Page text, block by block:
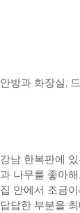
안방과 화장실,
강남 한복판에
과 나무를 좋아
집 안에서 조금
답답한 부분을